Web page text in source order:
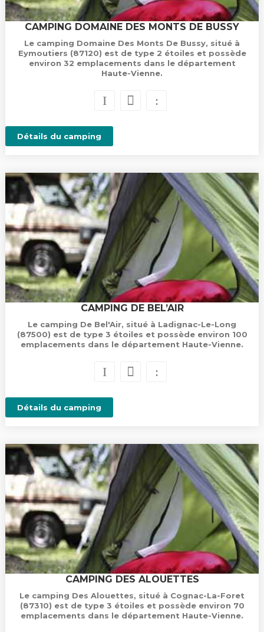
CAMPING DOMAINE DES MONTS DE BUSSY
Le camping Domaine Des Monts De Bussy, situé à
Eymoutiers (87120) est de type 2 étoiles et possède
environ 32 emplacements dans le département
Haute-Vienne.
Détails du camping
CAMPING DE BEL’AIR
Le camping De Bel'Air, situé à Ladignac-Le-Long
(87500) est de type 3 étoiles et possède environ 100
emplacements dans le département Haute-Vienne.
Détails du camping
CAMPING DES ALOUETTES
Le camping Des Alouettes, situé à Cognac-La-Foret
(87310) est de type 3 étoiles et possède environ 70
emplacements dans le département Haute-Vienne.